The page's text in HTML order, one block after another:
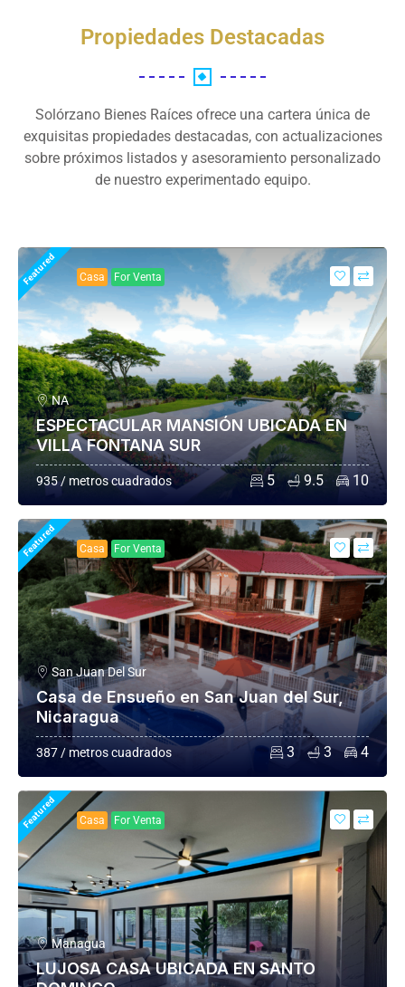
Propiedades Destacadas
Solórzano Bienes Raíces ofrece una cartera única de
exquisitas propiedades destacadas, con actualizaciones
sobre próximos listados y asesoramiento personalizado
de nuestro experimentado equipo.
Featured Casa For Venta
NA
ESPECTACULAR MANSIÓN UBICADA EN
VILLA FONTANA SUR
935 / metros cuadrados 5 9.5 10
Featured Casa For Venta
San Juan Del Sur
Casa de Ensueño en San Juan del Sur,
Nicaragua
387 / metros cuadrados 3 3 4
Featured Casa For Venta
Managua
LUJOSA CASA UBICADA EN SANTO